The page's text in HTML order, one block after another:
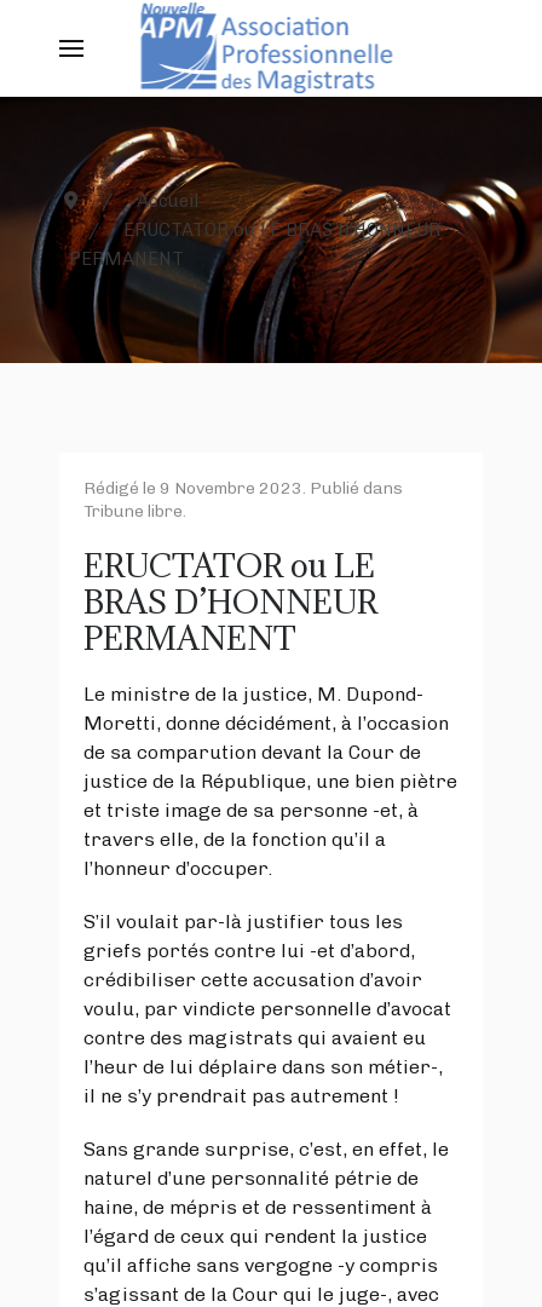
Accueil
ERUCTATOR ou LE BRAS D’HONNEUR
PERMANENT
Rédigé le 9 Novembre 2023. Publié dans
Tribune libre.
ERUCTATOR ou LE
BRAS D’HONNEUR
PERMANENT
Le ministre de la justice, M. Dupond-
Moretti, donne décidément, à l’occasion
de sa comparution devant la Cour de
justice de la République, une bien piètre
et triste image de sa personne -et, à
travers elle, de la fonction qu’il a
l’honneur d’occuper.
S’il voulait par-là justifier tous les
griefs portés contre lui -et d’abord,
crédibiliser cette accusation d’avoir
voulu, par vindicte personnelle d’avocat
contre des magistrats qui avaient eu
l’heur de lui déplaire dans son métier-,
il ne s’y prendrait pas autrement !
Sans grande surprise, c’est, en effet, le
naturel d’une personnalité pétrie de
haine, de mépris et de ressentiment à
l’égard de ceux qui rendent la justice
qu’il affiche sans vergogne -y compris
s’agissant de la Cour qui le juge-, avec